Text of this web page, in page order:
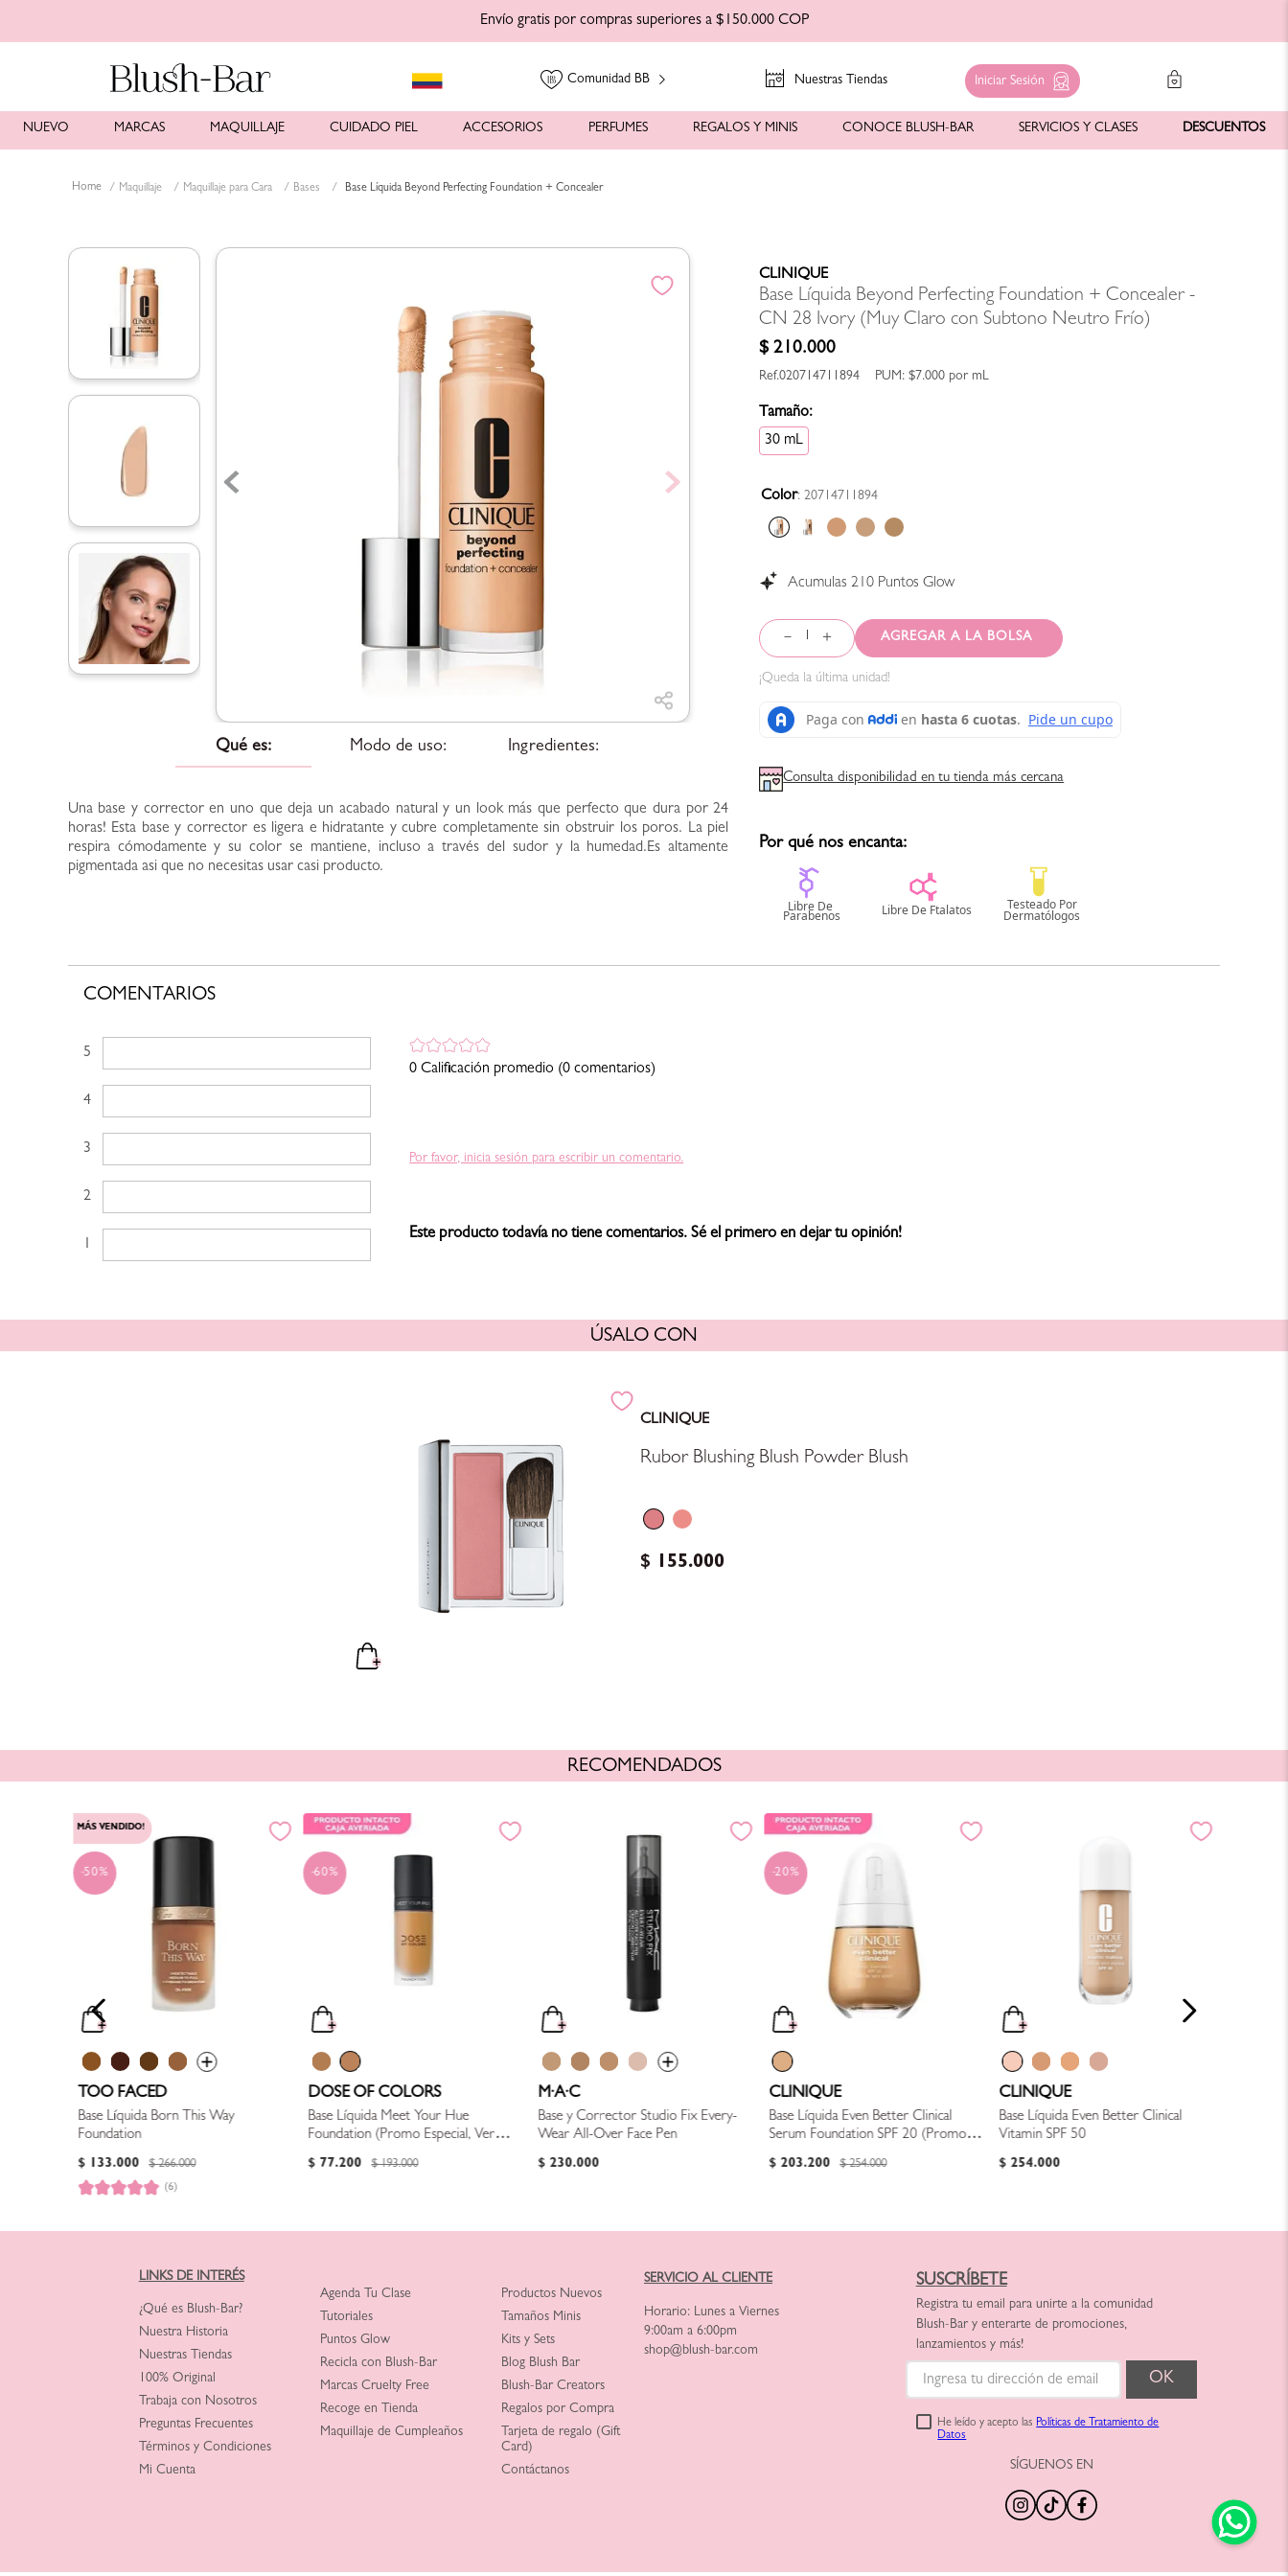
Envío gratis por compras superiores a $150.000 COP
Comunidad BB Nuestras Tiendas Iniciar Sesión
NUEVO MARCAS MAQUILLAJE CUIDADO PIEL ACCESORIOS PERFUMES REGALOS Y MINIS CONOCE BLUSH-BAR SERVICIOS Y CLASES DESCUENTOS
Maquillaje Maquillaje para Cara Bases Base Líquida Beyond Perfecting Foundation + Concealer
Qué es: Modo de uso: Ingredientes:
Una base y corrector en uno que deja un acabado natural y un look más que perfecto que dura por 24
horas! Esta base y corrector es ligera e hidratante y cubre completamente sin obstruir los poros. La piel
respira cómodamente y su color se mantiene, incluso a través del sudor y la humedad.Es altamente
pigmentada asi que no necesitas usar casi producto.
CLINIQUE
Base Líquida Beyond Perfecting Foundation + Concealer -
CN 28 Ivory (Muy Claro con Subtono Neutro Frío)
$ 210.000
020714711894 PUM:$7.000 por mL
Tamaño:
30 mL
Color: 20714711894
Acumulas210 Puntos Glow
＋
－
¡Queda la última unidad!
Consulta disponibilidad en tu tienda más cercana
Por qué nos encanta:
COMENTARIOS
0 Calificación promedio (0 comentarios)
5 estrellas
4 estrellas
3 estrellas
2 estrellas
1 estrella
Por favor, inicia sesión para escribir un comentario.
Este producto todavía no tiene comentarios. Sé el primero en dejar tu opinión!
ÚSALO CON
CLINIQUE
Rubor Blushing Blush Powder Blush
$ 155.000
RECOMENDADOS
50%
MÁS VENDIDO!
TOO FACED
Base Líquida Born This Way
Foundation
$ 133.000 $ 266.000
(6)
60%
DOSE OF COLORS
Base Líquida Meet Your Hue
Foundation (Promo Especial, Ver
Descripción)
$ 77.200 $ 193.000
M·A·C
Base y Corrector Studio Fix Every-
Wear All-Over Face Pen
$ 230.000
20%
CLINIQUE
Base Líquida Even Better Clinical
Serum Foundation SPF 20 (Promo
Especial, Ver Descripción)
$ 203.200 $ 254.000
CLINIQUE
Base Líquida Even Better Clinical
Vitamin SPF 50
$ 254.000
LINKS DE INTERÉS
¿Qué es Blush-Bar?
Nuestra Historia
Nuestras Tiendas
100% Original
Trabaja con Nosotros
Preguntas Frecuentes
Términos y Condiciones
Mi Cuenta
Agenda Tu Clase
Tutoriales
Puntos Glow
Recicla con Blush-Bar
Marcas Cruelty Free
Recoge en Tienda
Maquillaje de Cumpleaños
Productos Nuevos
Tamaños Minis
Kits y Sets
Blog Blush Bar
Blush-Bar Creators
Regalos por Compra
Tarjeta de regalo (Gift
Card)
Contáctanos
SERVICIO AL CLIENTE
Horario: Lunes a Viernes
9:00am a 6:00pm
shop@blush-bar.com
SUSCRÍBETE
Registra tu email para unirte a la comunidad
Blush-Bar y enterarte de promociones,
lanzamientos y más!
He leído y acepto las Políticas de Tratamiento de
Datos
SÍGUENOS EN